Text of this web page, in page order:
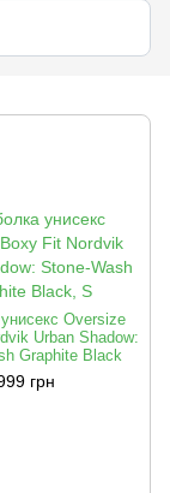
Oversize
Urban Shadow:
Graphite Black
грн